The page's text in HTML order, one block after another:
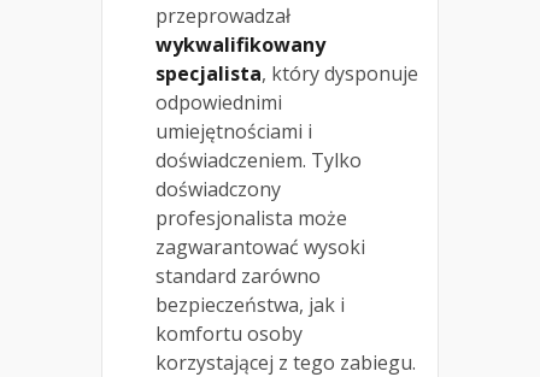
przeprowadzał
wykwalifikowany
specjalista, który dysponuje
odpowiednimi
umiejętnościami i
doświadczeniem. Tylko
doświadczony
profesjonalista może
zagwarantować wysoki
standard zarówno
bezpieczeństwa, jak i
komfortu osoby
korzystającej z tego zabiegu.